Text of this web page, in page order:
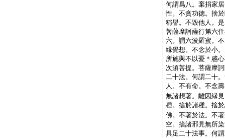
何謂爲八。棄捐家
性。不貪功徳。捨
稱譽。不毀他人。
菩薩摩訶薩行第六
六。謂六波羅蜜。
縁覺想。不念於小
所施與不以憂＊慼
次須菩提。菩薩摩
二十法。何謂二十
人。不有命。不念
無諸想著。離因縁
種。捨於諸種。捨
佛。不著於法。不
空。捨諸邪見無所
具足二十法事。何